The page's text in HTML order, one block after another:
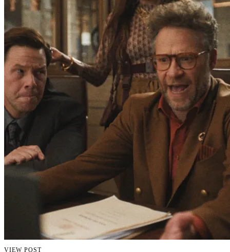
VIEW POST